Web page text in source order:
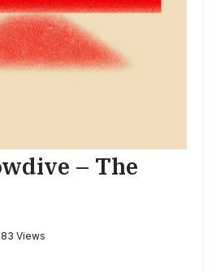
– The
Views